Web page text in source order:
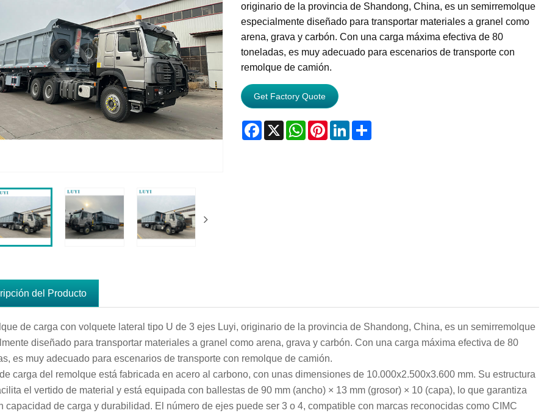
originario de la provincia de Shandong, China, es un semirremolque
especialmente diseñado para transportar materiales a granel como
arena, grava y carbón. Con una carga máxima efectiva de 80
toneladas, es muy adecuado para escenarios de transporte con
remolque de camión.
Get Factory Quote
Facebook
X WhatsApp
PinterestLinkedInShare
del Producto
de carga con volquete lateral tipo U de 3 ejes Luyi, originario de la provincia de Shandong, China, es un semirremolque
diseñado para transportar materiales a granel como arena, grava y carbón. Con una carga máxima efectiva de 80
es muy adecuado para escenarios de transporte con remolque de camión.
carga del remolque está fabricada en acero al carbono, con unas dimensiones de 10.000x2.500x3.600 mm. Su estructura
el vertido de material y está equipada con ballestas de 90 mm (ancho) × 13 mm (grosor) × 10 (capa), lo que garantiza
capacidad de carga y durabilidad. El número de ejes puede ser 3 o 4, compatible con marcas reconocidas como CIMC